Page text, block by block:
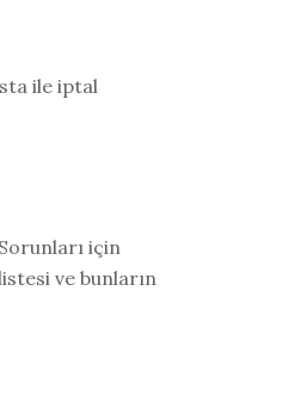
ile iptal
için
ve bunların